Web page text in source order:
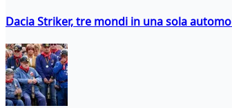
Dacia Striker, tre mondi in una sola